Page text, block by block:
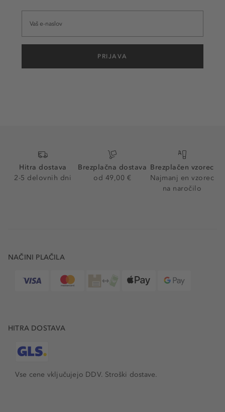
PRIJAVA
Hitra dostava
2-5 delovnih dni
Brezplačna dostava
od 49,00 €
Brezplačen vzorec
Najmanj en vzorec
na naročilo
NAČINI PLAČILA
HITRA DOSTAVA
Vse cene vključujejo DDV. Stroški dostave.